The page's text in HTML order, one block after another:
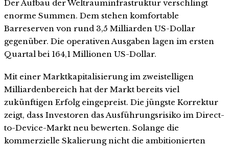
Der Aufbau der Weltrauminfrastruktur verschlingt
enorme Summen. Dem stehen komfortable
Barreserven von rund 3,5 Milliarden US-Dollar
gegenüber. Die operativen Ausgaben lagen im ersten
Quartal bei 164,1 Millionen US-Dollar.
Mit einer Marktkapitalisierung im zweistelligen
Milliardenbereich hat der Markt bereits viel
zukünftigen Erfolg eingepreist. Die jüngste Korrektur
zeigt, dass Investoren das Ausführungsrisiko im Direct-
to-Device-Markt neu bewerten. Solange die
kommerzielle Skalierung nicht die ambitionierten